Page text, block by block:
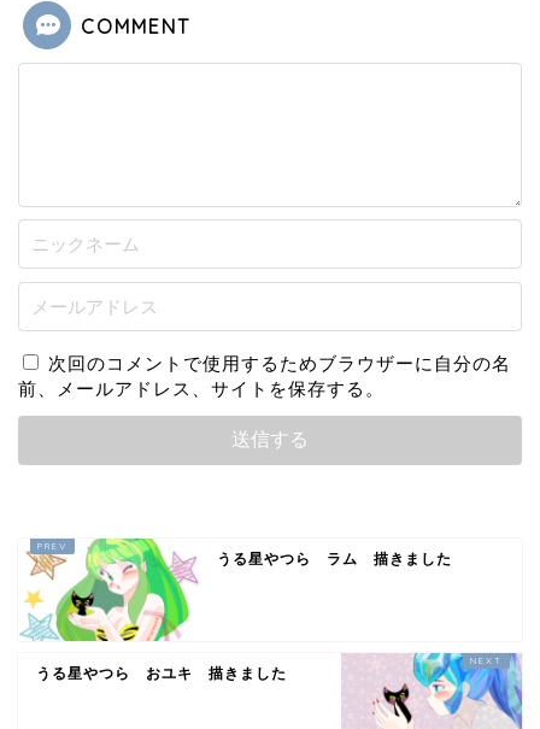
COMMENT
次回のコメントで使用するためブラウザーに自分の名
前、メールアドレス、サイトを保存する。
うる星やつら ラム 描きました
うる星やつら おユキ 描きました